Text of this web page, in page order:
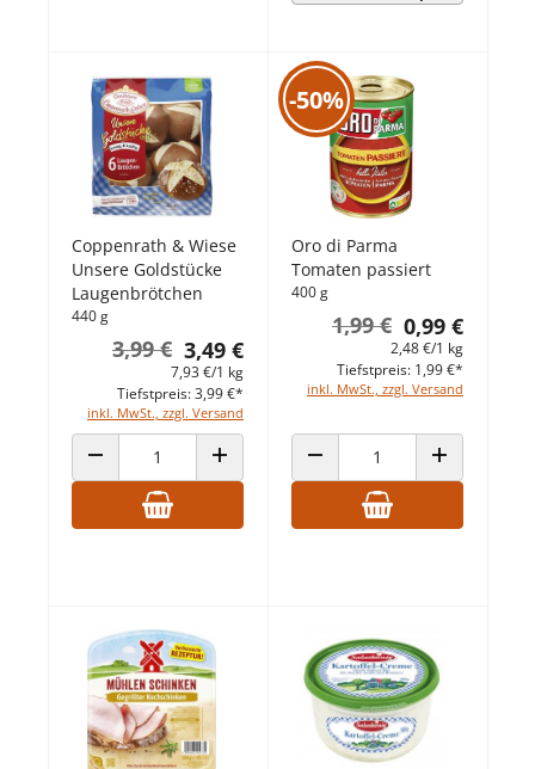
Coppenrath & Wiese
Unsere Goldstücke
Laugenbrötchen
440 g
3,49 €
3,99 €
7,93 €/1 kg
inkl. MwSt., zzgl. Versand
Tiefstpreis: 3,99 €*
ANZAHL VERRINGERNANZAHL ERHÖHEN
-50%
Oro di Parma
Tomaten passiert
400 g
0,99 €
1,99 €
2,48 €/1 kg
inkl. MwSt., zzgl. Versand
Tiefstpreis: 1,99 €*
ANZAHL VERRINGERNANZAHL